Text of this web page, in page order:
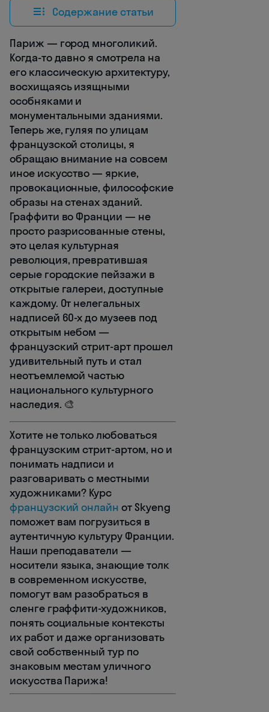
Содержание статьи
Париж — город многоликий.
Когда-то давно я смотрела на
его классическую архитектуру,
восхищаясь изящными
особняками и
монументальными зданиями.
Теперь же, гуляя по улицам
французской столицы, я
обращаю внимание на совсем
иное искусство — яркие,
провокационные, философские
образы на стенах зданий.
Граффити во Франции — не
просто разрисованные стены,
это целая культурная
революция, превратившая
серые городские пейзажи в
открытые галереи, доступные
каждому. От нелегальных
надписей 60-х до музеев под
открытым небом —
французский стрит-арт прошел
удивительный путь и стал
неотъемлемой частью
национального культурного
наследия. 🎨
Хотите не только любоваться
французским стрит-артом, но и
понимать надписи и
разговаривать с местными
художниками? Курс
французский онлайн от Skyeng
поможет вам погрузиться в
аутентичную культуру Франции.
Наши преподаватели —
носители языка, знающие толк
в современном искусстве,
помогут вам разобраться в
сленге граффити-художников,
понять социальные контексты
их работ и даже организовать
свой собственный тур по
знаковым местам уличного
искусства Парижа!